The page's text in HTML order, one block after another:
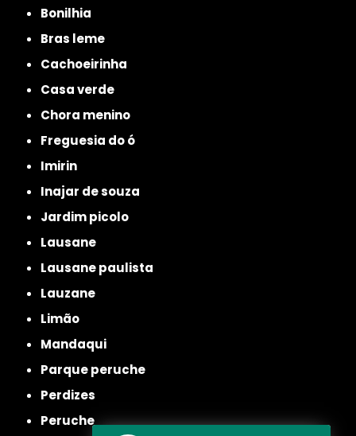
bonilhia
bras leme
cachoeirinha
casa verde
chora menino
freguesia do ó
imirin
inajar de souza
jardim picolo
lausane
lausane paulista
lauzane
limão
mandaqui
parque peruche
perdizes
peruche